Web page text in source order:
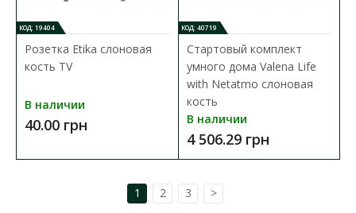
КОД: 19404
Розетка Etika слоновая
кость TV
В наличии
40.00 грн
КОД: 40719
Стартовый комплект
умного дома Valena Life
with Netatmo слоновая
кость
В наличии
4 506.29 грн
1 2 3
>